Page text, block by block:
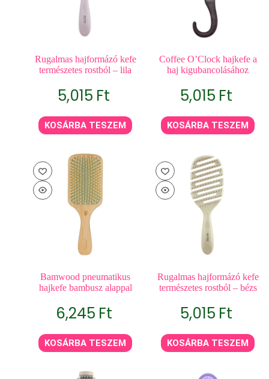
Rugalmas hajformázó kefe
természetes rostból – lila
5,015 Ft
KOSÁRBA TESZEM
Coffee O’Clock hajkefe a
haj kigubancolásához
5,015 Ft
KOSÁRBA TESZEM
Bamwood pneumatikus
hajkefe bambusz alappal
6,245 Ft
KOSÁRBA TESZEM
Rugalmas hajformázó kefe
természetes rostból – bézs
5,015 Ft
KOSÁRBA TESZEM